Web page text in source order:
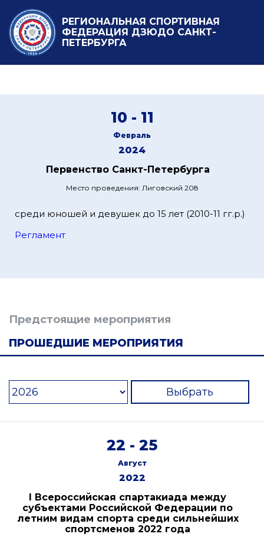
РЕГИОНАЛЬНАЯ СПОРТИВНАЯ
ФЕДЕРАЦИЯ ДЗЮДО САНКТ-
ПЕТЕРБУРГА
10 - 11
Февраль
2024
Первенство Санкт-Петербурга
Место проведения: Лиговский 208
среди юношей и девушек до 15 лет (2010-11 гг.р.)
Регламент
Предстоящие мероприятия
ПРОШЕДШИЕ МЕРОПРИЯТИЯ
Выбрать
22 - 25
Август
2022
I Всероссийская спартакиада между
субъектами Российской Федерации по
летним видам спорта среди сильнейших
спортсменов 2022 года